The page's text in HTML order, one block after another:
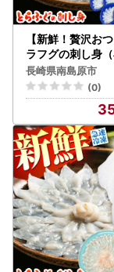
【新鮮！贅沢お
ラフグの刺し身（
0g）×5枚 / とら
紅葉おろし トラ
フグ 河豚 刺し身
市 / 株式会社
NE[SFJ002]
長崎県南島原市
(0)